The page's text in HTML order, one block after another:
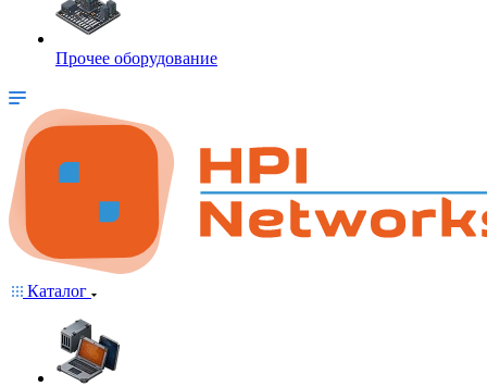
Прочее оборудование
Каталог